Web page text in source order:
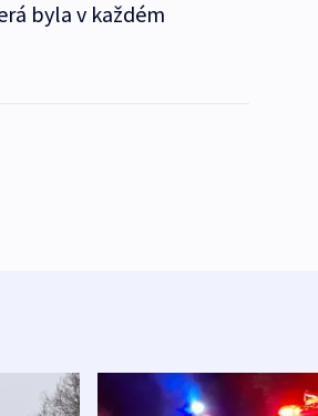
byla v každém